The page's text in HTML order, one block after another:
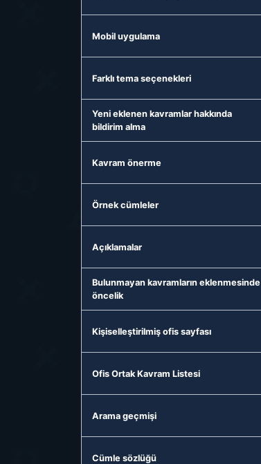
Mobil uygulama
Farklı tema seçenekleri
Yeni eklenen kavramlar hakkında
bildirim alma
Kavram önerme
Örnek cümleler
Açıklamalar
Bulunmayan kavramların eklenmesinde
öncelik
Kişiselleştirilmiş ofis sayfası
Ofis Ortak Kavram Listesi
Arama geçmişi
Cümle sözlüğü